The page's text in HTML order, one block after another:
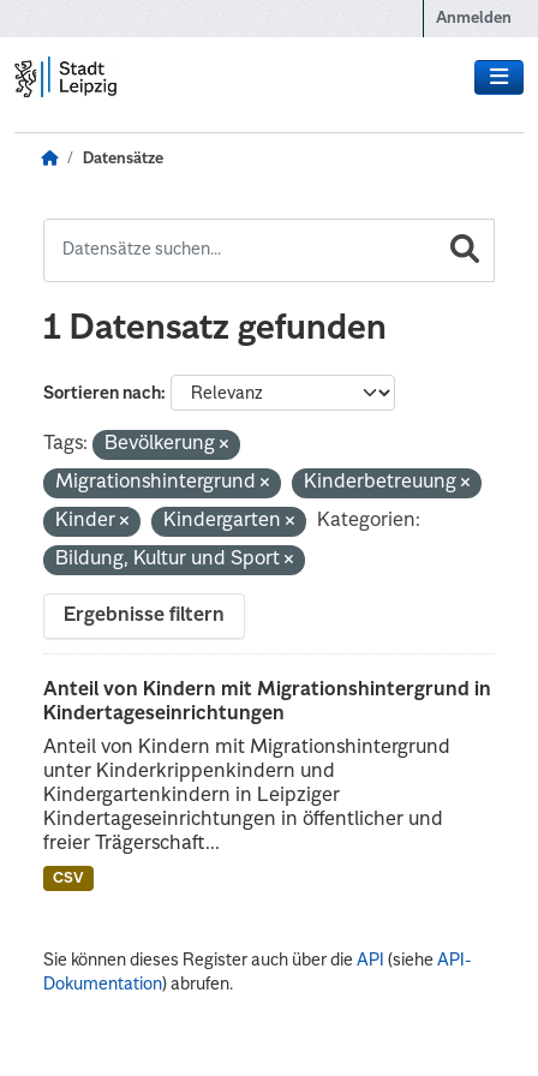
Anmelden
Datensätze
1 Datensatz gefunden
Sortieren nach
Tags:
Bevölkerung
Migrationshintergrund
Kinderbetreuung
Kinder
Kindergarten
Kategorien:
Bildung, Kultur und Sport
Ergebnisse filtern
Anteil von Kindern mit Migrationshintergrund in
Kindertageseinrichtungen
Anteil von Kindern mit Migrationshintergrund
unter Kinderkrippenkindern und
Kindergartenkindern in Leipziger
Kindertageseinrichtungen in öffentlicher und
freier Trägerschaft...
CSV
Sie können dieses Register auch über dieAPI (sieheAPI-
Dokumentation) abrufen.